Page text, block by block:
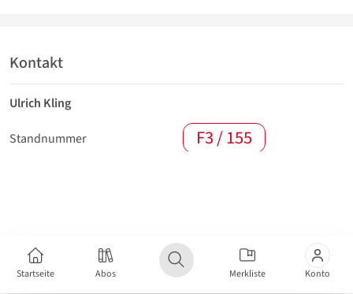
Kontakt
Ulrich Kling
Standnummer F3 / 155
Startseite Abos Merkliste Konto